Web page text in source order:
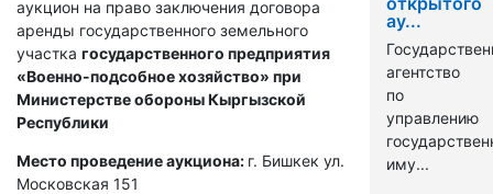
аукцион на право заключения договора
аренды государственного земельного
участка государственного предприятия
«Военно-подсобное хозяйство» при
Министерстве обороны Кыргызской
Республики
Место проведение аукциона: г. Бишкек ул.
Московская 151
ау...
агентство
по
управлению
иму...